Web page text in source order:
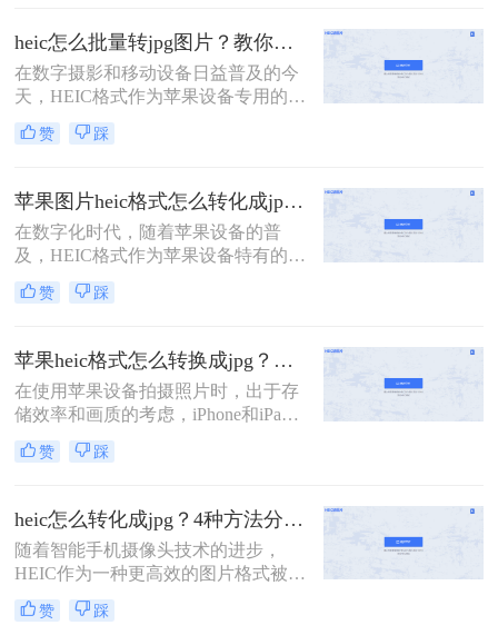
上传失败、无法打开等现象；这时候
最好的方法，就是将heic转为常见的
图片格式，使其能够正常查阅、上
传。是不是还有许多小伙伴不知道如
何heic图片批量转换为jpg文件？很简
单，下面介绍二种简单实用方法，就
要
heic怎么批量转jpg图片？教你三种简单的图片格式转换方法！
在数字摄影和移动设备日益普及的今
天，HEIC格式作为苹果设备专用的图
片格式，凭借其高效的压缩和优秀的
图像质量，受到了广大用户的喜爱。
设备或软件无法直接打开和编辑HEIC
图片。因此，heic怎么批量转jpg图片
成为了一个常见的需求。本文将为您
介绍几种简单高效的方法，帮助您轻
松实现HEIC到JPG的批量转换。
赞 踩
苹果图片heic格式怎么转化成jpg？这三种方法任你选择！
在数字化时代，随着苹果设备的普
及，HEIC格式作为苹果设备特有的图
片格式，逐渐成为了用户日常拍照和
保存图片的主要方式。然而，由于
设备或软件无法直接打开或编辑该格
式的图片。因此，将HEIC格式转换为
更为通用的JPG格式成为了一个常见
的需求。那么苹果图片heic格式怎么
转化成jpg呢？本文将详细介绍几种将
苹果HEIC格式转换为JPG格式的方
赞 踩
苹果heic格式怎么转换成jpg？教你5招轻松搞定！
在使用苹果设备拍摄照片时，出于存
储效率和画质的考虑，iPhone和iPad
默认采用HEIC（High Efficiency Image
Format）格式保存照片。然而，这种
支持，特别是在Windows PC和其他非
苹果设备上，经常需要将HEIC格式的
照片转换为更通用的JPG格式。那么
苹果heic格式怎么转换成jpg呢？本文
将向您介绍几种将HEIC转换为JPG的
有效方法。
赞 踩
heic怎么转化成jpg？4种方法分享给你！
​随着智能手机摄像头技术的进步，
HEIC作为一种更高效的图片格式被广
泛采用。但JPG格式的兼容性更广，
因此在某些情况下需要将HEIC图片转
赞 踩